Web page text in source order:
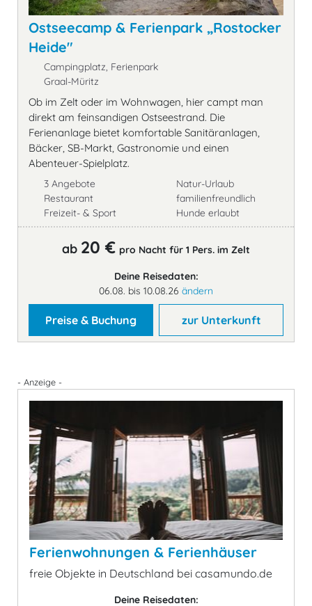
Ostseecamp & Ferienpark „Rostocker
Heide"
Campingplatz, Ferienpark
Graal-Müritz
Ob im Zelt oder im Wohnwagen, hier campt man
direkt am feinsandigen Ostseestrand. Die
Ferienanlage bietet komfortable Sanitäranlagen,
Bäcker, SB-Markt, Gastronomie und einen
Abenteuer-Spielplatz.
3 Angebote
Restaurant
Freizeit- & Sport
Natur-Urlaub
familienfreundlich
Hunde erlaubt
ab 20 € pro Nacht für 1 Pers. im Zelt
Deine Reisedaten:
06.08. bis 10.08.26 ändern
Preise & Buchung zur Unterkunft
- Anzeige -
Ferienwohnungen & Ferienhäuser
freie Objekte in Deutschland bei casamundo.de
Deine Reisedaten: